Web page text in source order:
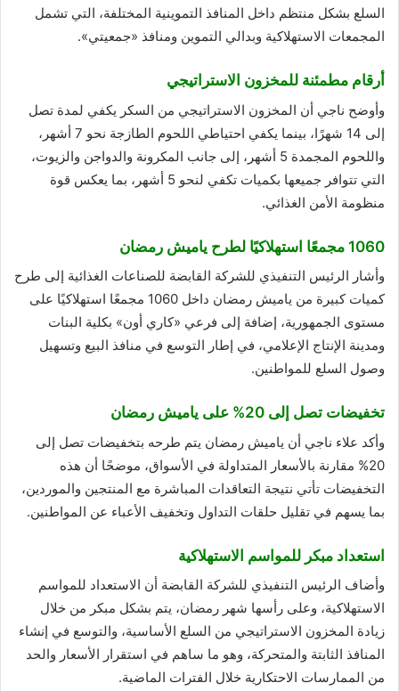
السلع بشكل منتظم داخل المنافذ التموينية المختلفة، التي تشمل
المجمعات الاستهلاكية وبدالي التموين ومنافذ «جمعيتي».
أرقام مطمئنة للمخزون الاستراتيجي
وأوضح ناجي أن المخزون الاستراتيجي من السكر يكفي لمدة تصل
إلى 14 شهرًا، بينما يكفي احتياطي اللحوم الطازجة نحو 7 أشهر،
واللحوم المجمدة 5 أشهر، إلى جانب المكرونة والدواجن والزيوت،
التي تتوافر جميعها بكميات تكفي لنحو 5 أشهر، بما يعكس قوة
منظومة الأمن الغذائي.
1060 مجمعًا استهلاكيًا لطرح ياميش رمضان
وأشار الرئيس التنفيذي للشركة القابضة للصناعات الغذائية إلى طرح
كميات كبيرة من ياميش رمضان داخل 1060 مجمعًا استهلاكيًا على
مستوى الجمهورية، إضافة إلى فرعي «كاري أون» بكلية البنات
ومدينة الإنتاج الإعلامي، في إطار التوسع في منافذ البيع وتسهيل
وصول السلع للمواطنين.
تخفيضات تصل إلى 20% على ياميش رمضان
وأكد علاء ناجي أن ياميش رمضان يتم طرحه بتخفيضات تصل إلى
20% مقارنة بالأسعار المتداولة في الأسواق، موضحًا أن هذه
التخفيضات تأتي نتيجة التعاقدات المباشرة مع المنتجين والموردين،
بما يسهم في تقليل حلقات التداول وتخفيف الأعباء عن المواطنين.
استعداد مبكر للمواسم الاستهلاكية
وأضاف الرئيس التنفيذي للشركة القابضة أن الاستعداد للمواسم
الاستهلاكية، وعلى رأسها شهر رمضان، يتم بشكل مبكر من خلال
زيادة المخزون الاستراتيجي من السلع الأساسية، والتوسع في إنشاء
المنافذ الثابتة والمتحركة، وهو ما ساهم في استقرار الأسعار والحد
من الممارسات الاحتكارية خلال الفترات الماضية.